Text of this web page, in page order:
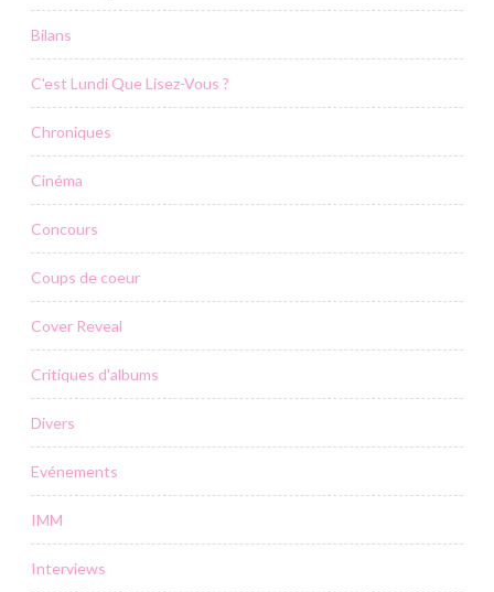
Bilans
C'est Lundi Que Lisez-Vous ?
Chroniques
Cinéma
Concours
Coups de coeur
Cover Reveal
Critiques d'albums
Divers
Evénements
IMM
Interviews